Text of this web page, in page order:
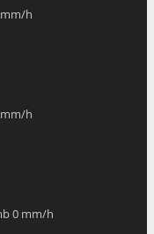
h
h
0 mm/h